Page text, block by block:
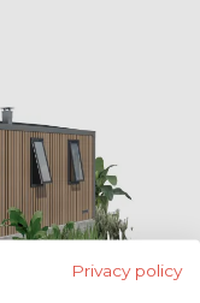
Privacy policy